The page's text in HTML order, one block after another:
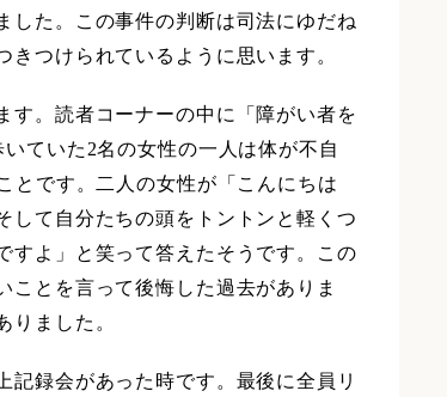
した。この事件の判断は司法にゆだね
つけられているように思います。
す。読者コーナーの中に「障がい者を
ていた2名の女性の一人は体が不自
とです。二人の女性が「こんにちは
して自分たちの頭をトントンと軽くつ
すよ」と笑って答えたそうです。この
とを言って後悔した過去がありま
ました。
録会があった時です。最後に全員リ